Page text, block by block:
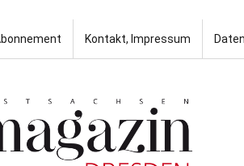
Kontakt, Impressum